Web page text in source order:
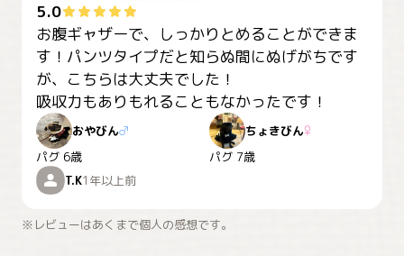
5.0
お腹ギャザーで、しっかりとめることができま
す！パンツタイプだと知らぬ間にぬげがちです
が、こちらは大丈夫でした！
吸収力もありもれることもなかったです！
おやびん♂
パグ 6歳
ちょきびん♀
パグ 7歳
T.K1年以上前
※レビューはあくまで個人の感想です。